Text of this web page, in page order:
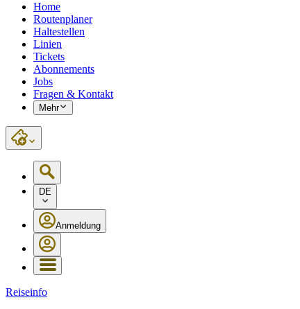
Home
Routenplaner
Haltestellen
Linien
Tickets
Abonnements
Jobs
Fragen & Kontakt
Mehr
DE
Anmeldung
Reiseinfo